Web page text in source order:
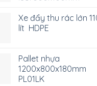
Xe đẩy thu rác lớn
lít HDPE
Pallet nhựa
1200x800x180mm
PL01LK